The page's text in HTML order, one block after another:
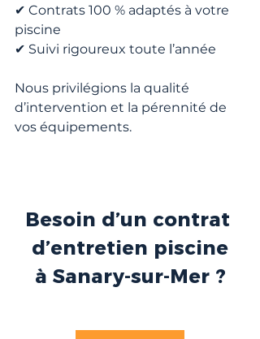
✔ Contrats 100 % adaptés à votre
piscine
✔ Suivi rigoureux toute l’année
Nous privilégions la qualité
d’intervention et la pérennité de
vos équipements.
Besoin d’un contrat
d’entretien piscine
à Sanary-sur-Mer ?